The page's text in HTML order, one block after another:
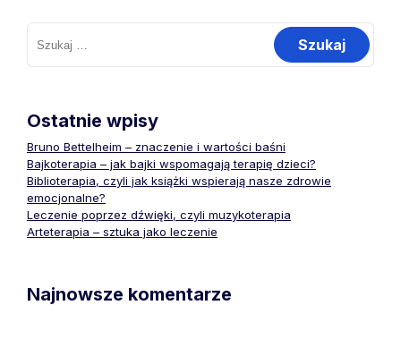
Szukaj:
Ostatnie wpisy
Bruno Bettelheim – znaczenie i wartości baśni
Bajkoterapia – jak bajki wspomagają terapię dzieci?
Biblioterapia, czyli jak książki wspierają nasze zdrowie
emocjonalne?
Leczenie poprzez dźwięki, czyli muzykoterapia
Arteterapia – sztuka jako leczenie
Najnowsze komentarze